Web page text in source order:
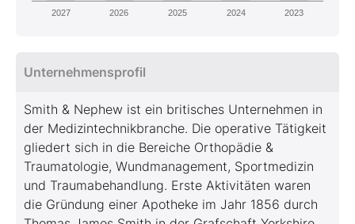
2027 2026 2025 2024 2023
Unternehmensprofil
Smith & Nephew ist ein britisches Unternehmen in
der Medizintechnikbranche. Die operative Tätigkeit
gliedert sich in die Bereiche Orthopädie &
Traumatologie, Wundmanagement, Sportmedizin
und Traumabehandlung. Erste Aktivitäten waren
die Gründung einer Apotheke im Jahr 1856 durch